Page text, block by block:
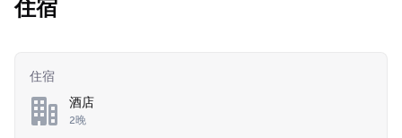
住宿
住宿
酒店
2晚